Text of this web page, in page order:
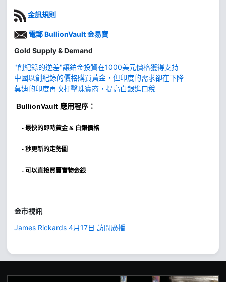
金訊規則
電郵 BullionVault 金易寶
Gold Supply & Demand
"創紀錄的逆差"讓鉑金投資在1000美元價格獲得支持
中國以創紀錄的價格購買黃金，但印度的需求卻在下降
莫迪的印度再次打擊珠寶商，提高白銀進口稅
BullionVault 應用程序：
- 最快的即時黃金 & 白銀價格
- 秒更新的走勢圖
- 可以直接買賣實物金銀
金市視訊
James Rickards 4月17日 訪問廣播